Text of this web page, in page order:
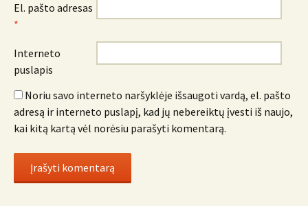
El. pašto adresas
*
Interneto
puslapis
Noriu savo interneto naršyklėje išsaugoti vardą, el. pašto
adresą ir interneto puslapį, kad jų nebereiktų įvesti iš naujo,
kai kitą kartą vėl norėsiu parašyti komentarą.